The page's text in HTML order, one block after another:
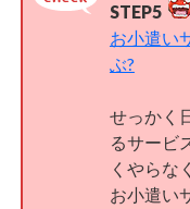
STEP5
お小遣い
ぶ?
せっかく
るサービ
くやらな
お小遣い